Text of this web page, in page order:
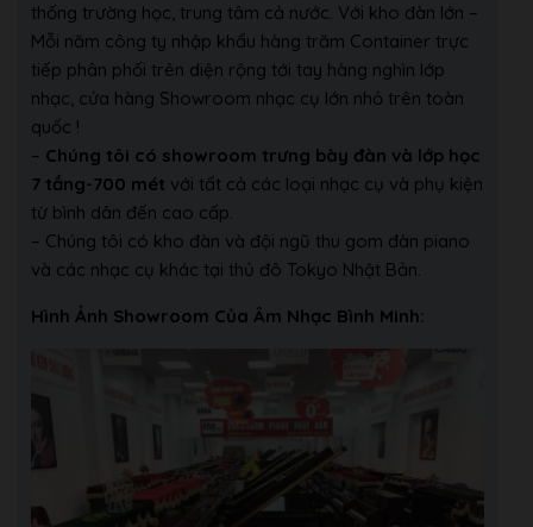
thống trường học, trung tâm cả nước. Với kho đàn lớn –
Mỗi năm công ty nhập khẩu hàng trăm Container trực
tiếp phân phối trên diện rộng tới tay hàng nghìn lớp
nhạc, cửa hàng Showroom nhạc cụ lớn nhỏ trên toàn
quốc !
– Chúng tôi có showroom trưng bày đàn và lớp học
7 tầng-700 mét với tất cả các loại nhạc cụ và phụ kiện
từ bình dân đến cao cấp.
– Chúng tôi có kho đàn và đội ngũ thu gom đàn piano
và các nhạc cụ khác tại thủ đô Tokyo Nhật Bản.
Hình Ảnh Showroom Của Âm Nhạc Bình Minh: